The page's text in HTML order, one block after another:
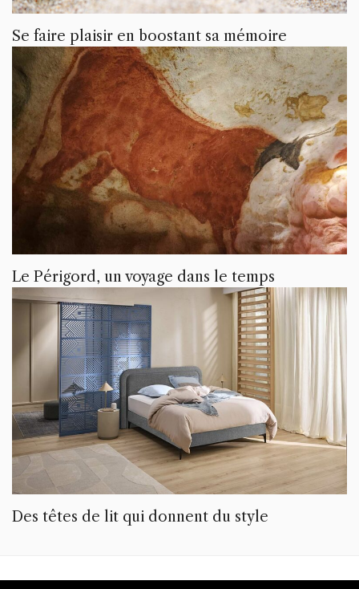
Se faire plaisir en boostant sa mémoire
Le Périgord, un voyage dans le temps
Des têtes de lit qui donnent du style